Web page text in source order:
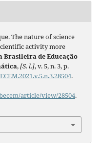
The nature of science
activity more
Brasileira de Educação
,[S. l.], v. 5, n. 3, p.
.
article/view/28504.